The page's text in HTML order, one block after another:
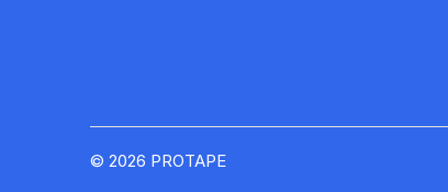
© 2026 PROTAPE